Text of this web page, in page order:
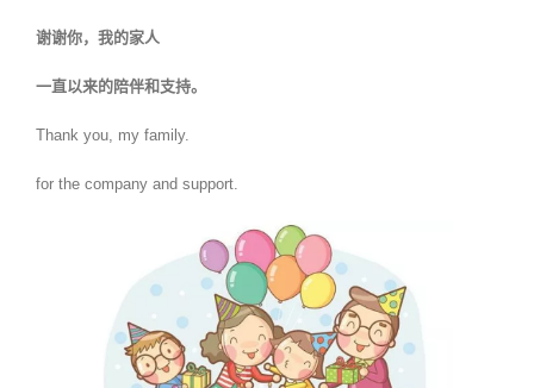
谢谢你，我的家人
一直以来的陪伴和支持。
Thank you, my family.
for the company and support.